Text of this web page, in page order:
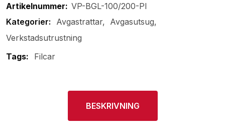
Artikelnummer: VP-BGL-100/200-PI
Avgastrattar
Avgasutsug
Verkstadsutrustning
Tags:
Filcar
BESKRIVNING